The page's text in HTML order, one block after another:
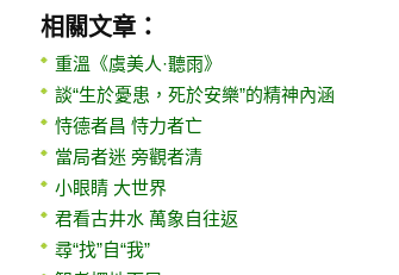
相關文章：
重溫《虞美人·聽雨》
談“生於憂患，死於安樂”的精神內涵
恃德者昌 恃力者亡
當局者迷 旁觀者清
小眼睛 大世界
君看古井水 萬象自往返
尋“找”自“我”